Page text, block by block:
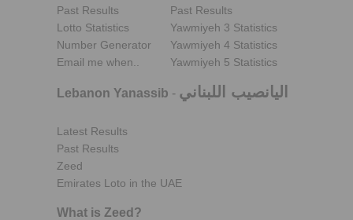
Past Results
Lotto Statistics
Number Generator
Email me when..
Past Results
Yawmiyeh 3 Statistics
Yawmiyeh 4 Statistics
Yawmiyeh 5 Statistics
Lebanon Yanassib - اليانصيب اللبناني
Latest Results
Past Results
Zeed
Emirates Loto in the UAE
What is Zeed?